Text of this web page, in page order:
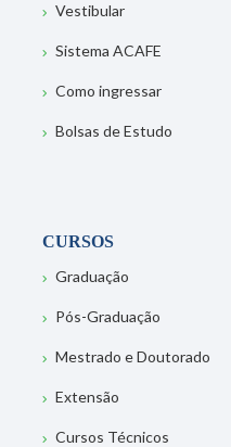
Vestibular
Sistema ACAFE
Como ingressar
Bolsas de Estudo
CURSOS
Graduação
Pós-Graduação
Mestrado e Doutorado
Extensão
Cursos Técnicos